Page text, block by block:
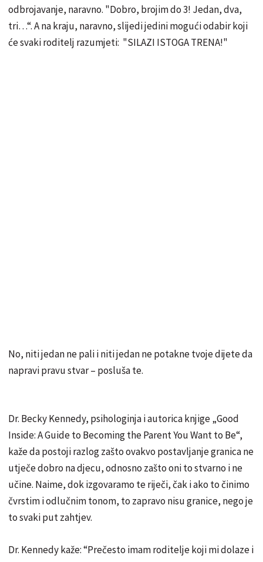
odbrojavanje, naravno. "Dobro, brojim do 3! Jedan, dva,
tri…“. A na kraju, naravno, slijedi jedini mogući odabir koji
će svaki roditelj razumjeti: "SILAZI ISTOGA TRENA!"
No, niti jedan ne pali i niti jedan ne potakne tvoje dijete da
napravi pravu stvar – posluša te.
Dr. Becky Kennedy, psihologinja i autorica knjige „Good
Inside: A Guide to Becoming the Parent You Want to Be“,
kaže da postoji razlog zašto ovakvo postavljanje granica ne
utječe dobro na djecu, odnosno zašto oni to stvarno i ne
učine. Naime, dok izgovaramo te riječi, čak i ako to činimo
čvrstim i odlučnim tonom, to zapravo nisu granice, nego je
to svaki put zahtjev.
Dr. Kennedy kaže: “Prečesto imam roditelje koji mi dolaze i